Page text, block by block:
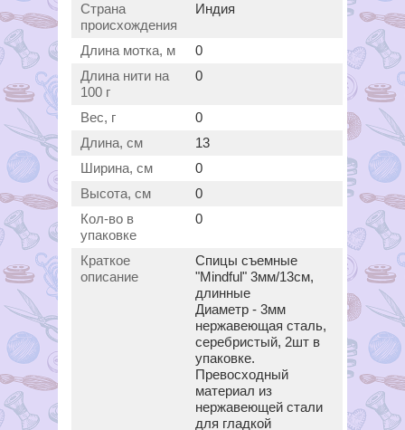
Страна
происхождения
Индия
Длина мотка, м
0
Длина нити на
100 г
0
Вес, г
0
Длина, см
13
Ширина, см
0
Высота, см
0
Кол-во в
упаковке
0
Краткое
описание
Спицы съемные
"Mindful" 3мм/13см,
длинные
Диаметр - 3мм
нержавеющая сталь,
серебристый, 2шт в
упаковке.
Превосходный
материал из
нержавеющей стали
для гладкой